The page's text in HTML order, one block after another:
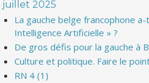
juillet 2025
La gauche belge francophone
Intelligence Artificielle » ?
De gros défis pour la gauche à
Culture et politique. Faire le
RN 4 (1)